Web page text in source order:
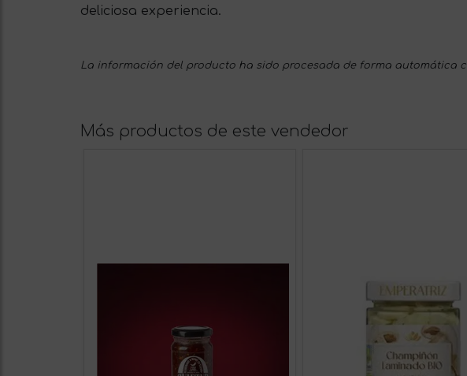
deliciosa experiencia.
La información del producto ha sido procesada de forma automática
Más productos de este vendedor